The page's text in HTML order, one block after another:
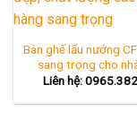
Bàn ghế lẩu nướng
sang trọng cho
Liên hệ: